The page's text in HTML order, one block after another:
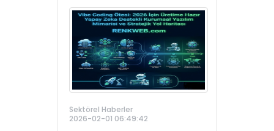
Sektörel Haberler
2026-02-01 06:49:42